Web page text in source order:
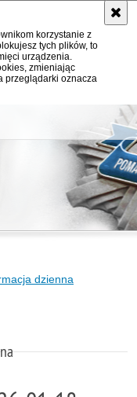
korzystanie z
tych plików, to
urządzenia.
zmieniając
przeglądarki oznacza
dzienna